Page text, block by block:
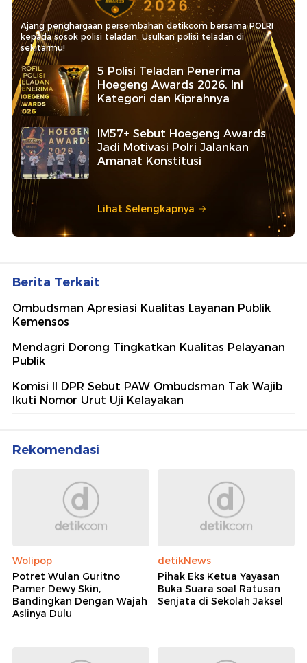
Ajang penghargaan persembahan detikcom bersama POLRI
kepada sosok polisi teladan. Usulkan polisi teladan di
sekitarmu!
5 Polisi Teladan Penerima
Hoegeng Awards 2026, Ini
Kategori dan Kiprahnya
IM57+ Sebut Hoegeng Awards
Jadi Motivasi Polri Jalankan
Amanat Konstitusi
Lihat Selengkapnya
Berita Terkait
Ombudsman Apresiasi Kualitas Layanan Publik
Kemensos
Mendagri Dorong Tingkatkan Kualitas Pelayanan
Publik
Komisi II DPR Sebut PAW Ombudsman Tak Wajib
Ikuti Nomor Urut Uji Kelayakan
Rekomendasi
Wolipop
Potret Wulan Guritno
Pamer Dewy Skin,
Bandingkan Dengan Wajah
Aslinya Dulu
detikNews
Pihak Eks Ketua Yayasan
Buka Suara soal Ratusan
Senjata di Sekolah Jaksel